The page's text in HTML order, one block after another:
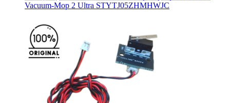
Vacuum-Mop 2 Ultra STYTJ05ZHMHWJC